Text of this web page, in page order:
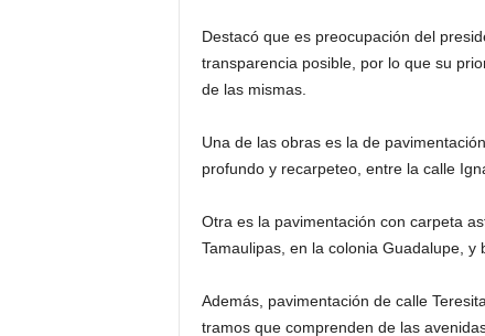
Destacó que es preocupación del
transparencia posible, por lo que su
de las mismas.
Una de las obras es la de
profundo y recarpeteo, entre la calle
Otra es la pavimentación con carpeta
Tamaulipas, en la colonia Guadalupe,
Además, pavimentación de calle
tramos que comprenden de las